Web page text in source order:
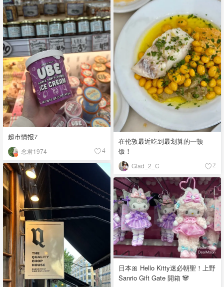
超市情报7
念君1974 4
在伦敦最近吃到最划算的一顿
饭！
Glad_2_C 2
日本🎀 Hello Kitty迷必朝聖！上野
Sanrio Gift Gate 開箱 🐼